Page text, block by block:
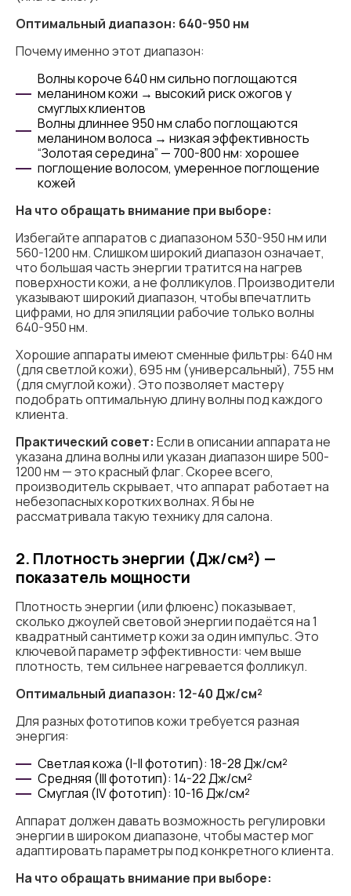
Оптимальный диапазон: 640-950 нм
Почему именно этот диапазон:
Волны короче 640 нм сильно поглощаются
меланином кожи → высокий риск ожогов у
смуглых клиентов
Волны длиннее 950 нм слабо поглощаются
меланином волоса → низкая эффективность
“Золотая середина” — 700-800 нм: хорошее
поглощение волосом, умеренное поглощение
кожей
На что обращать внимание при выборе:
Избегайте аппаратов с диапазоном 530-950 нм или
560-1200 нм. Слишком широкий диапазон означает,
что большая часть энергии тратится на нагрев
поверхности кожи, а не фолликулов. Производители
указывают широкий диапазон, чтобы впечатлить
цифрами, но для эпиляции рабочие только волны
640-950 нм.
Хорошие аппараты имеют сменные фильтры: 640 нм
(для светлой кожи), 695 нм (универсальный), 755 нм
(для смуглой кожи). Это позволяет мастеру
подобрать оптимальную длину волны под каждого
клиента.
Практический совет: Если в описании аппарата не
указана длина волны или указан диапазон шире 500-
1200 нм — это красный флаг. Скорее всего,
производитель скрывает, что аппарат работает на
небезопасных коротких волнах. Я бы не
рассматривала такую технику для салона.
2. Плотность энергии (Дж/см²) —
показатель мощности
Плотность энергии (или флюенс) показывает,
сколько джоулей световой энергии подаётся на 1
квадратный сантиметр кожи за один импульс. Это
ключевой параметр эффективности: чем выше
плотность, тем сильнее нагревается фолликул.
Оптимальный диапазон: 12-40 Дж/см²
Для разных фототипов кожи требуется разная
энергия:
Светлая кожа (I-II фототип): 18-28 Дж/см²
Средняя (III фототип): 14-22 Дж/см²
Смуглая (IV фототип): 10-16 Дж/см²
Аппарат должен давать возможность регулировки
энергии в широком диапазоне, чтобы мастер мог
адаптировать параметры под конкретного клиента.
На что обращать внимание при выборе: